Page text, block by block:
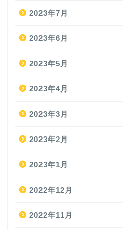
2023年7月
2023年6月
2023年5月
2023年4月
2023年3月
2023年2月
2023年1月
2022年12月
2022年11月